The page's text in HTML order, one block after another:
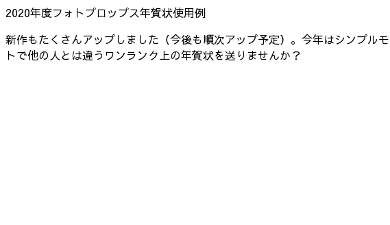
2020年度フォトプロップス年賀状使用例
新作もたくさんアップしました（今後も順次アップ予定）。今年はシンプ
トで他の人とは違うワンランク上の年賀状を送りませんか？